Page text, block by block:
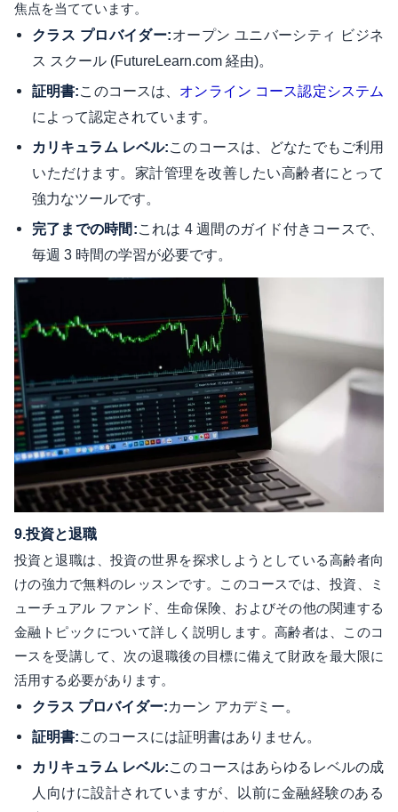
焦点を当てています。
クラス プロバイダー:オープン ユニバーシティ ビジネ
ス スクール (FutureLearn.com 経由)。
証明書:このコースは、 オンライン コース認定システム
によって認定されています。
カリキュラム レベル:このコースは、どなたでもご利用
いただけます。家計管理を改善したい高齢者にとって
強力なツールです。
完了までの時間:これは 4 週間のガイド付きコースで、
毎週 3 時間の学習が必要です。
9.投資と退職
投資と退職は、投資の世界を探求しようとしている高齢者向
けの強力で無料のレッスンです。このコースでは、投資、ミ
ューチュアル ファンド、生命保険、およびその他の関連する
金融トピックについて詳しく説明します。高齢者は、このコ
ースを受講して、次の退職後の目標に備えて財政を最大限に
活用する必要があります。
クラス プロバイダー:カーン アカデミー。
証明書:このコースには証明書はありません。
カリキュラム レベル:このコースはあらゆるレベルの成
人向けに設計されていますが、以前に金融経験のある